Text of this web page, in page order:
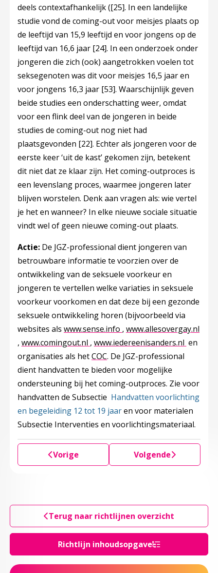
Richtlijn inhoudsopgave
deels contextafhankelijk ([25]. In een landelijke
studie vond de coming-out voor meisjes plaats op
de leeftijd van 15,9 leeftijd en voor jongens op de
leeftijd van 16,6 jaar [24]. In een onderzoek onder
jongeren die zich (ook) aangetrokken voelen tot
seksegenoten was dit voor meisjes 16,5 jaar en
voor jongens 16,3 jaar [53]. Waarschijnlijk geven
beide studies een onderschatting weer, omdat
voor een flink deel van de jongeren in beide
studies de coming-out nog niet had
plaatsgevonden [22]. Echter als jongeren voor de
eerste keer ‘uit de kast’ gekomen zijn, betekent
dit niet dat ze klaar zijn. Het coming-outproces is
een levenslang proces, waarmee jongeren later
blijven worstelen. Denk aan vragen als: wie vertel
je het en wanneer? In elke nieuwe sociale situatie
vindt wel of geen nieuwe coming-out plaats.
Actie: De JGZ-professional dient jongeren van
betrouwbare informatie te voorzien over de
ontwikkeling van de seksuele voorkeur en
jongeren te vertellen welke variaties in seksuele
voorkeur voorkomen en dat deze bij een gezonde
seksuele ontwikkeling horen (bijvoorbeeld via
websites als www.sense.info Deze linkt opent in een
, www.allesovergay.nl
Deze linkt opent in een nieuw tabblad
, www.comingout.nl Deze linkt opent in een nieuw
, www.iedereenisanders.nl Deze
en
organisaties als hetCOC. De JGZ-professional
dient handvatten te bieden voor mogelijke
ondersteuning bij het coming-outproces. Zie voor
handvatten de Subsectie Handvatten voorlichting
en begeleiding 12 tot 19 jaaren voor materialen
Subsectie Interventies en voorlichtingsmateriaal.
Vorige Volgende
Terug naar richtlijnen overzicht